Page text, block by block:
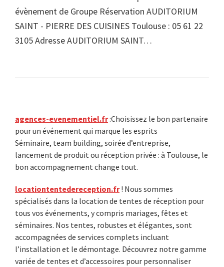
évènement de Groupe Réservation AUDITORIUM
SAINT - PIERRE DES CUISINES Toulouse : 05 61 22
3105 Adresse AUDITORIUM SAINT…
Primary
Sidebar
agences-evenementiel.fr:Choisissez le bon partenaire
pour un événement qui marque les esprits
Séminaire, team building, soirée d’entreprise,
lancement de produit ou réception privée : à Toulouse, le
bon accompagnement change tout.
locationtentedereception.fr! Nous sommes
spécialisés dans la location de tentes de réception pour
tous vos événements, y compris mariages, fêtes et
séminaires. Nos tentes, robustes et élégantes, sont
accompagnées de services complets incluant
l’installation et le démontage. Découvrez notre gamme
variée de tentes et d’accessoires pour personnaliser